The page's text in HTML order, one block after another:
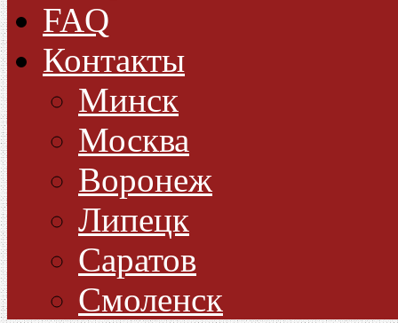
FAQ
Контакты
Минск
Москва
Воронеж
Липецк
Саратов
Смоленск